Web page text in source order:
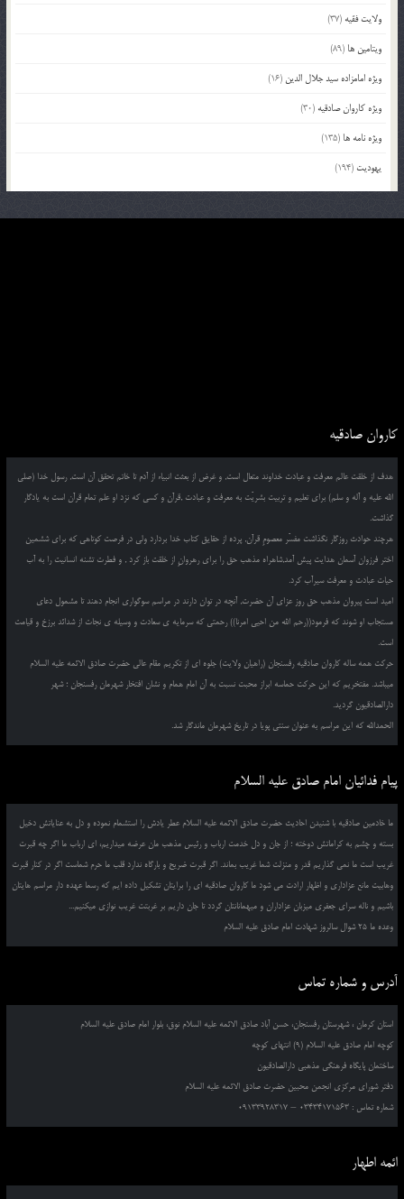
ولایت فقیه (37)
ویتامین ها (89)
ویژه امامزاده سید جلال الدین (16)
ویژه کاروان صادقیه (30)
ویژه نامه ها (135)
یهودیت (194)
کاروان صادقیه
هدف از خلقت عالم معرفت و عبادت خداوند متعال است, و غرض از بعثت انبیاء از آدم تا خاتم تحقق آن است, رسول خدا (صلی
الله علیه و آله و سلم) برای تعلیم و تربیت بشریّت به معرفت و عبادت ,قرآن و کسی که نزد او علم تمام قرآن است به یادگار
گذاشت.
هرچند حوادث روزگار نگذاشت مفسّر معصومِ قرآن, پرده از حقایق کتاب خدا بردارد ولی در فرصت کوتاهی که برای ششمین
اختر فرزوان آسمان هدایت پیش آمد,شاهراه مذهب حق را برای رهروانِ از خلقت باز کرد , و فطرت تشنه انسانیت را به آب
حیات عبادت و معرفت سیرآب کرد.
امید است پیروان مذهب حق روز عزای آن حضرت, آنچه در توان دارند در مراسم سوگواری انجام دهند تا مشمول دعای
مستجاب او شوند که فرمود((رحم الله من احیی امرنا)) رحمتی که سرمایه ی سعادت و وسیله ی نجات از شدائد برزخ و قیامت
است.
حرکت همه ساله کاروان صادقیه رفسنجان (راهیان ولایت) جلوه ای از تکریم مقام عالی حضرت صادق الائمه علیه السلام
میباشد. مفتخریم که این حرکت حماسه ابراز محبت نسبت به آن امام همام و نشان افتخار شهرمان رفسنجان ؛ شهر
دارالصادقیون گردید.
الحمدالله که این مراسم به عنوان سنتی پویا در تاریخ شهرمان ماندگار شد.
پیام فدائیان امام صادق علیه السلام
ما خادمین صادقیه با شنیدن احادیث حضرت صادق الائمه علیه السلام عطر یادش را استشمام نموده و دل به عنایاتش دخیل
بسته و چشم به کراماتش دوخته ؛ از جان و دل خدمت ارباب و رئیس مذهب مان عرضه میداریم، ای ارباب ما اگر چه قبرت
غریب است ما نمی گذاریم قدر و منزلت شما غریب بماند. اگر قبرت ضریح و بارگاه ندارد قلب ما حرم شماست اگر در کنار قبرت
وهابیت مانع عزاداری و اظهار ارادت می شود ما کاروان صادقیه ای را برایتان تشکیل داده ایم که رسما عهده دار مراسم هایتان
باشیم و ناله سرای جعفری میزبان عزاداران و میهمانانتان گردد تا جان داریم بر غربتت غریب نوازی میکنیم...
وعده ما 25 شوال سالروز شهادت امام صادق علیه السلام
آدرس و شماره تماس
استان کرمان ، شهرستان رفسنجان، حسن آباد صادق الائمه علیه السلام نوق، بلوار امام صادق علیه السلام
کوچه امام صادق علیه السلام (9) انتهای کوچه
ساختمان پایگاه فرهنگی مذهبی دارالصادقیون
دفتر شورای مرکزی انجمن محبین حضرت صادق الائمه علیه السلام
شماره تماس : 03434171563 – 09133928317
ائمه اطهار